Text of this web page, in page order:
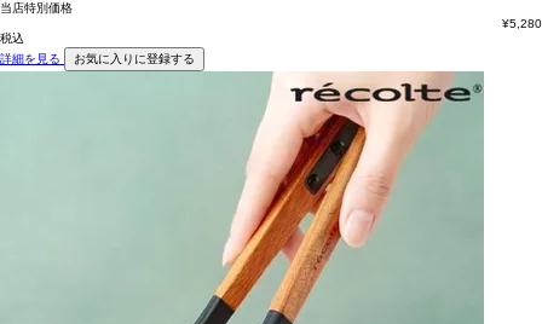
当店特別価格
¥5,280
税込
詳細を見る
お気に入りに登録する